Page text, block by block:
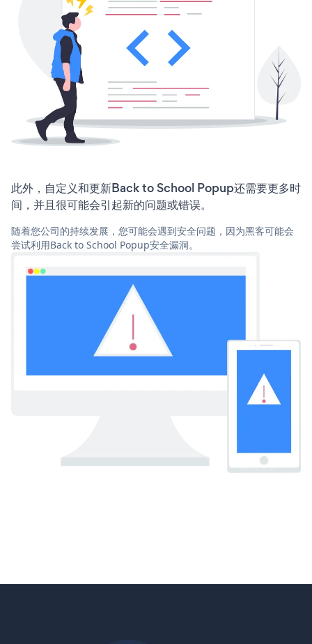
此外，自定义和更新Back to School Popup还需要更多时
间，并且很可能会引起新的问题或错误。
随着您公司的持续发展，您可能会遇到安全问题，因为黑客可能会
尝试利用Back to School Popup安全漏洞。